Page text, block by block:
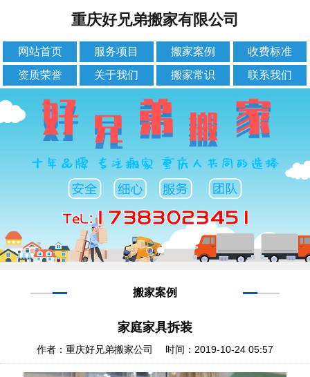
重庆好兄弟搬家有限公司
网站首页 服务项目 搬家案例 收费标准
资质荣誉 关于我们 搬家常识 联系我们
搬家案例
家庭家具拆装
作者：重庆好兄弟搬家公司 时间：2019-10-24 05:57